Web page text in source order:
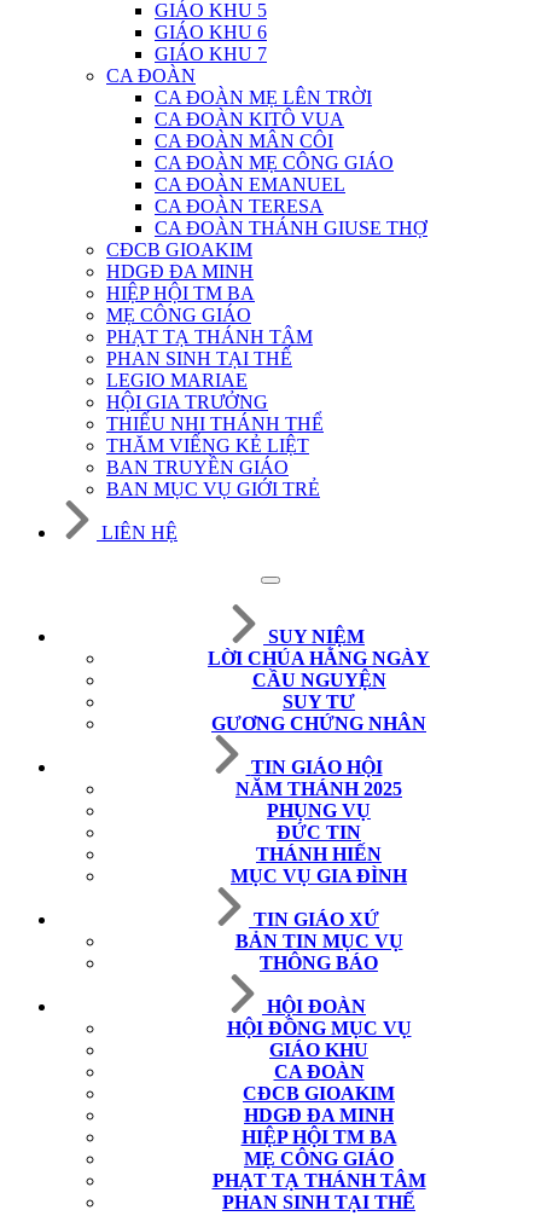
GIÁO KHU 5
GIÁO KHU 6
GIÁO KHU 7
CA ĐOÀN
CA ĐOÀN MẸ LÊN TRỜI
CA ĐOÀN KITÔ VUA
CA ĐOÀN MÂN CÔI
CA ĐOÀN MẸ CÔNG GIÁO
CA ĐOÀN EMANUEL
CA ĐOÀN TERESA
CA ĐOÀN THÁNH GIUSE THỢ
CĐCB GIOAKIM
HDGĐ ĐA MINH
HIỆP HỘI TM BA
MẸ CÔNG GIÁO
PHẠT TẠ THÁNH TÂM
PHAN SINH TẠI THẾ
LEGIO MARIAE
HỘI GIA TRƯỞNG
THIẾU NHI THÁNH THỂ
THĂM VIẾNG KẺ LIỆT
BAN TRUYỀN GIÁO
BAN MỤC VỤ GIỚI TRẺ
LIÊN HỆ
SUY NIỆM
LỜI CHÚA HẰNG NGÀY
CẦU NGUYỆN
SUY TƯ
GƯƠNG CHỨNG NHÂN
TIN GIÁO HỘI
NĂM THÁNH 2025
PHỤNG VỤ
ĐỨC TIN
THÁNH HIẾN
MỤC VỤ GIA ĐÌNH
TIN GIÁO XỨ
BẢN TIN MỤC VỤ
THÔNG BÁO
HỘI ĐOÀN
HỘI ĐỒNG MỤC VỤ
GIÁO KHU
CA ĐOÀN
CĐCB GIOAKIM
HDGĐ ĐA MINH
HIỆP HỘI TM BA
MẸ CÔNG GIÁO
PHẠT TẠ THÁNH TÂM
PHAN SINH TẠI THẾ